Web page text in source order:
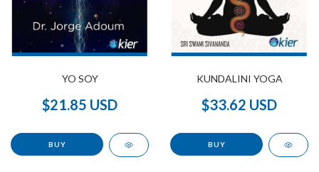
YO SOY
$21.85 USD
KUNDALINI YOGA
$33.62 USD